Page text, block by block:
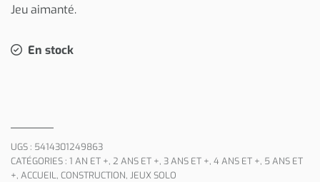
Jeu aimanté.
En stock
UGS : 5414301249863
CATÉGORIES : 1 AN ET +, 2 ANS ET +, 3 ANS ET +, 4 ANS ET +, 5 ANS ET
+, ACCUEIL, CONSTRUCTION, JEUX SOLO